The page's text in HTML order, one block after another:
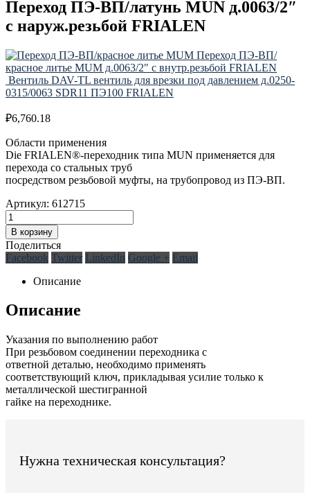
Переход ПЭ-ВП/латунь MUN д.0063/2″
с наруж.резьбой FRIALEN
Переход ПЭ-ВП/
красное литье MUM д.0063/2″ с внутр.резьбой FRIALEN
Вентиль DAV-TL вентиль для врезки под давлением д.0250-
0315/0063 SDR11 ПЭ100 FRIALEN
₽6,760.18
Области применения
Die FRIALEN®-переходник типа MUN применяется для
перехода со стальных труб
посредством резьбовой муфты, на трубопровод из ПЭ-ВП.
Артикул: 612715
В корзину
Поделиться
Facebook Twitter LinkedIn Google + Email
Описание
Описание
Указания по выполнению работ
При резьбовом соединении переходника с
ответной деталью, необходимо применять
соответствующий ключ, прикладывая усилие только к
металлической шестигранной
гайке на переходнике.
Нужна техническая консультация?